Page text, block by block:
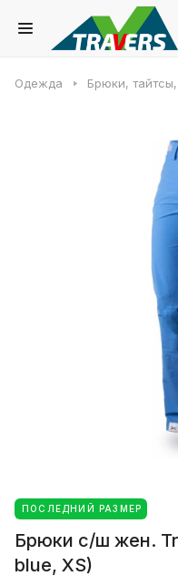
Одежда Брюки,
ПОСЛЕДНИЙ РАЗМЕР
Брюки с/ш жен.
blue, XS)